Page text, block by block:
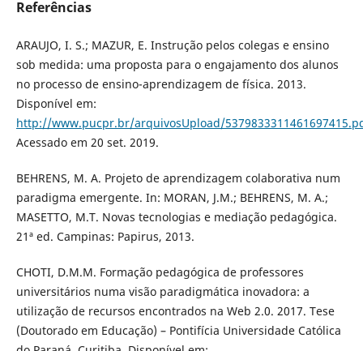
Referências
ARAUJO, I. S.; MAZUR, E. Instrução pelos colegas e ensino
sob medida: uma proposta para o engajamento dos alunos
no processo de ensino-aprendizagem de física. 2013.
Disponível em:
http://www.pucpr.br/arquivosUpload/
Acessado em 20 set. 2019.
BEHRENS, M. A. Projeto de aprendizagem colaborativa num
paradigma emergente. In: MORAN, J.M.; BEHRENS, M. A.;
MASETTO, M.T. Novas tecnologias e mediação pedagógica.
21ª ed. Campinas: Papirus, 2013.
CHOTI, D.M.M. Formação pedagógica de professores
universitários numa visão paradigmática inovadora: a
utilização de recursos encontrados na Web 2.0. 2017. Tese
(Doutorado em Educação) – Pontifícia Universidade Católica